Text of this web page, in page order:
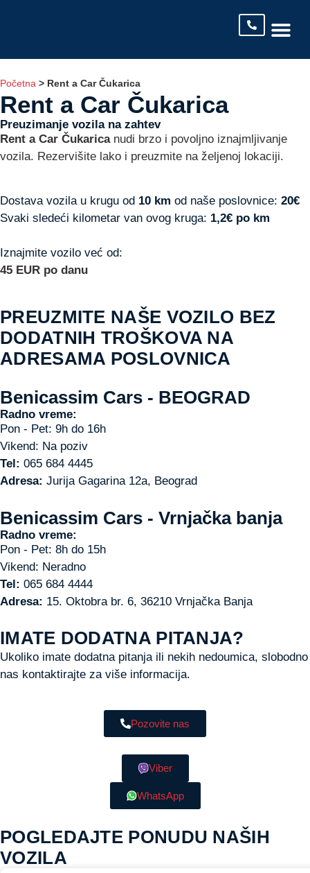
Početna > Rent a Car Čukarica
Rent a Car Čukarica
Preuzimanje vozila na zahtev
Rent a Car Čukaricanudi brzo i povoljno iznajmljivanje
vozila. Rezervišite lako i preuzmite na željenoj lokaciji.
Dostava vozila u krugu od 10 km od naše poslovnice: 20€
Svaki sledeći kilometar van ovog kruga: 1,2€ po km
Iznajmite vozilo već od:
45 EUR po danu
PREUZMITE NAŠE VOZILO BEZ
DODATNIH TROŠKOVA NA
ADRESAMA POSLOVNICA
Benicassim Cars - BEOGRAD
Radno vreme:
Pon - Pet: 9h do 16h
Vikend: Na poziv
Tel: 065 684 4445
Adresa: Jurija Gagarina 12a, Beograd
Benicassim Cars - Vrnjačka banja
Radno vreme:
Pon - Pet: 8h do 15h
Vikend: Neradno
Tel: 065 684 4444
Adresa: 15. Oktobra br. 6, 36210 Vrnjačka Banja
IMATE DODATNA PITANJA?
Ukoliko imate dodatna pitanja ili nekih nedoumica, slobodno
nas kontaktirajte za više informacija.
Pozovite nas
Viber
WhatsApp
POGLEDAJTE PONUDU NAŠIH
VOZILA